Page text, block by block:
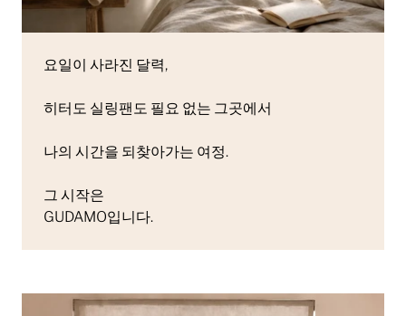
요일이 사라진 달력,
히터도 실링팬도 필요 없는 그곳에서
나의 시간을 되찾아가는 여정.
그 시작은
GUDAMO입니다.